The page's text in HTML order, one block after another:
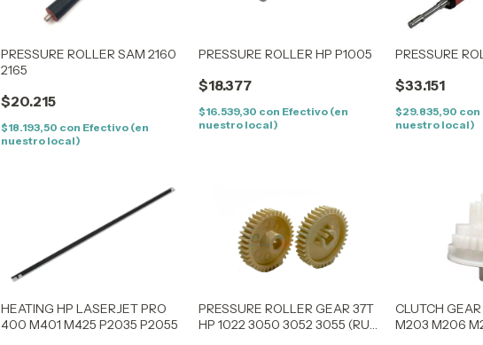
PRESSURE ROLLER SAM 2160
2165
$20.215
$18.193,50 con Efectivo (en
nuestro local)
PRESSURE ROLLER HP P1005
$18.377
$16.539,30 con Efectivo (en
nuestro local)
PRESSURE
$33.151
$29.835,90 con
nuestro local)
HEATING HP LASERJET PRO
400 M401 M425 P2035 P2055
PRESSURE ROLLER GEAR 37T
HP 1022 3050 3052 3055 (RU5
CLUTCH
M203 M206